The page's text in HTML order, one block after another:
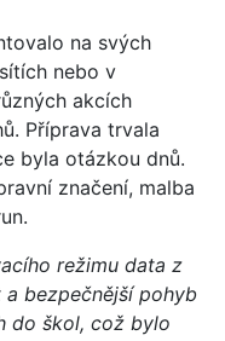
na svých
nebo v
akcích
Příprava trvala
byla otázkou dnů.
značení, malba
režimu data z
bezpečnější pohyb
do škol, což bylo